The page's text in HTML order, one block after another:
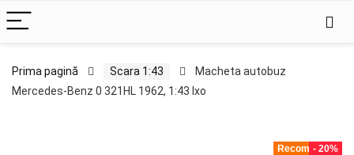
Prima pagină Scara 1:43
Macheta autobuz
Mercedes-Benz 0 321HL 1962, 1:43 Ixo
Recomandat!
- 20%